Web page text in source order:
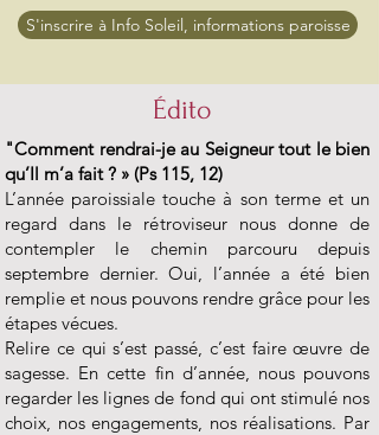
S'inscrire à Info Soleil, informations paroisse
Édito
"Comment rendrai-je au Seigneur tout le bien
qu’Il m’a fait ? » (Ps 115, 12)
L’année paroissiale touche à son terme et un
regard dans le rétroviseur nous donne de
contempler le chemin parcouru depuis
septembre dernier. Oui, l’année a été bien
remplie et nous pouvons rendre grâce pour les
étapes vécues.
Relire ce qui s’est passé, c’est faire œuvre de
sagesse. En cette fin d’année, nous pouvons
regarder les lignes de fond qui ont stimulé nos
choix, nos engagements, nos réalisations. Par